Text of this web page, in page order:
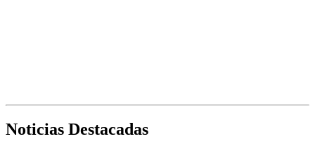
Noticias Destacadas